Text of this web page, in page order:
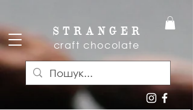
S T R A N G E R
craft chocolate